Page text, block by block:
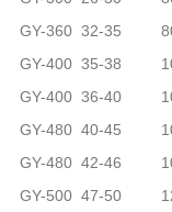
GY-360 32-35
GY-400 35-38
GY-400 36-40
GY-480 40-45
GY-480 42-46
GY-500 47-50